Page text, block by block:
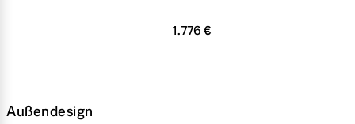
1.776 €
Außendesign